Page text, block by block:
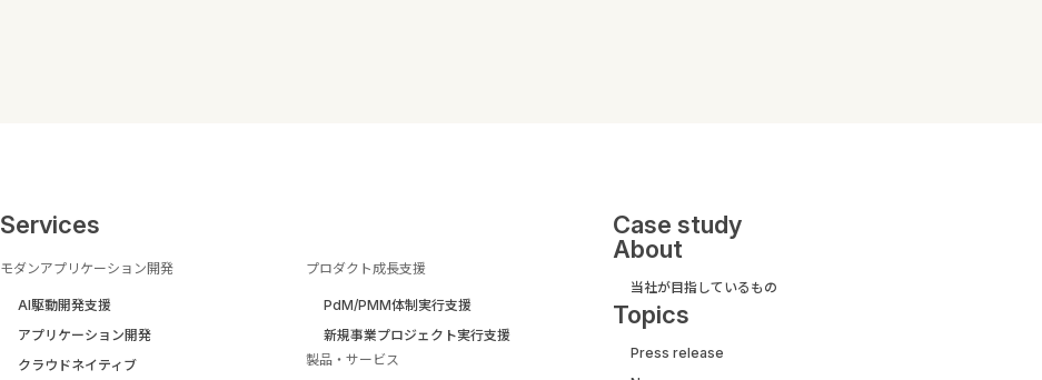
Services
モダンアプリケーション開発
AI駆動開発支援
アプリケーション開発
クラウドネイティブ
プロダクト成長支援
PdM/PMM体制実行支援
新規事業プロジェクト実行支援
製品・サービス
Case study
About
当社が目指しているもの
Topics
Press release